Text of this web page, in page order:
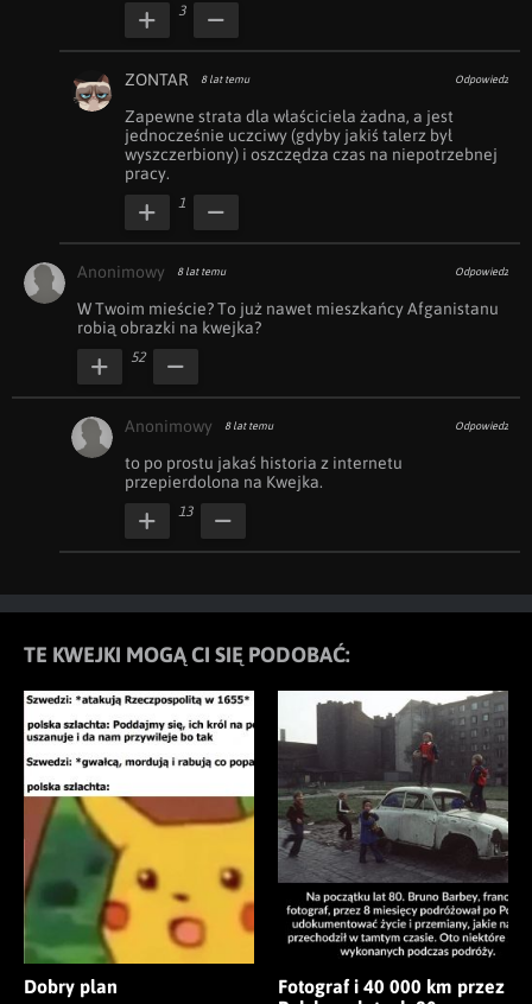
3
ZONTAR 8 lat temu Odpowiedz
Zapewne strata dla właściciela żadna, a jest
jednocześnie uczciwy (gdyby jakiś talerz był
wyszczerbiony) i oszczędza czas na niepotrzebnej
pracy.
1
Anonimowy 8 lat temu Odpowiedz
W Twoim mieście? To już nawet mieszkańcy Afganistanu
robią obrazki na kwejka?
52
Anonimowy 8 lat temu Odpowiedz
to po prostu jakaś historia z internetu
przepierdolona na Kwejka.
13
TE KWEJKI MOGĄ CI SIĘ PODOBAĆ:
Dobry plan
Fotograf i 40 000 km przez